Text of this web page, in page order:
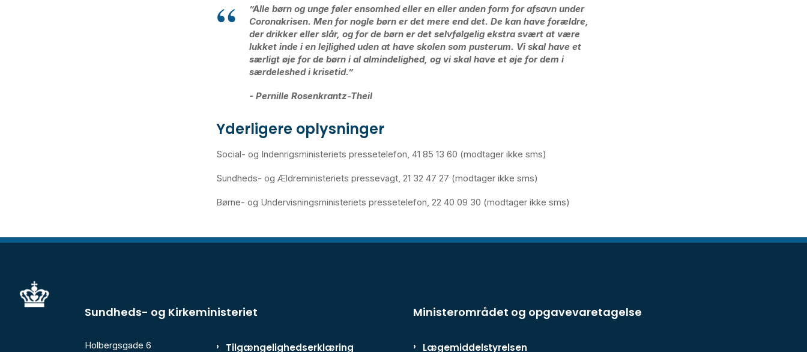
”Alle børn og unge føler ensomhed eller en eller anden form for afsavn under
Coronakrisen. Men for nogle børn er det mere end det. De kan have forældre,
der drikker eller slår, og for de børn er det selvfølgelig ekstra svært at være
lukket inde i en lejlighed uden at have skolen som pusterum. Vi skal have et
særligt øje for de børn i al almindelighed, og vi skal have et øje for dem i
særdeleshed i krisetid.”
- Pernille Rosenkrantz-Theil
Yderligere oplysninger
Social- og Indenrigsministeriets pressetelefon, 41 85 13 60 (modtager ikke sms)
Sundheds- og Ældreministeriets pressevagt, 21 32 47 27 (modtager ikke sms)
Børne- og Undervisningsministeriets pressetelefon, 22 40 09 30 (modtager ikke sms)
Sundheds- og Kirkeministeriet Ministerområdet og opgavevaretagelse
Holbergsgade 6 Tilgængelighedserklæring Lægemiddelstyrelsen